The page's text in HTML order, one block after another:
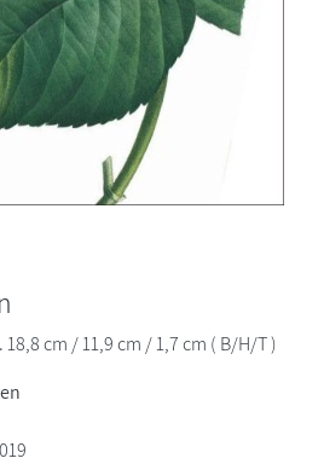
cm / 11,9 cm / 1,7 cm ( B/H/T )